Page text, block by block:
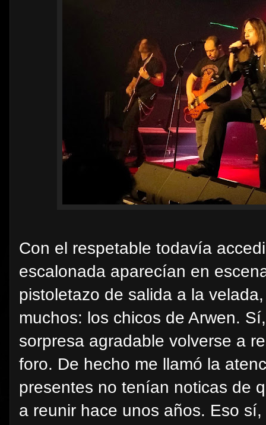
Con el respetable todavía
escalonada aparecían en
pistoletazo de salida a la
muchos: los chicos de Arwen.
sorpresa agradable volverse a
foro. De hecho me llamó la
presentes no tenían noticas de
a reunir hace unos años. Eso